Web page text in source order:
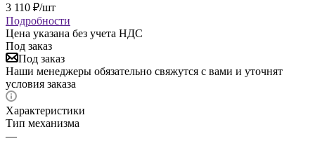
3 110 ₽/шт
Подробности
Цена указана без учета НДС
Под заказ
Под заказ
Наши менеджеры обязательно свяжутся с вами и уточнят
условия заказа
Характеристики
Тип механизма
—